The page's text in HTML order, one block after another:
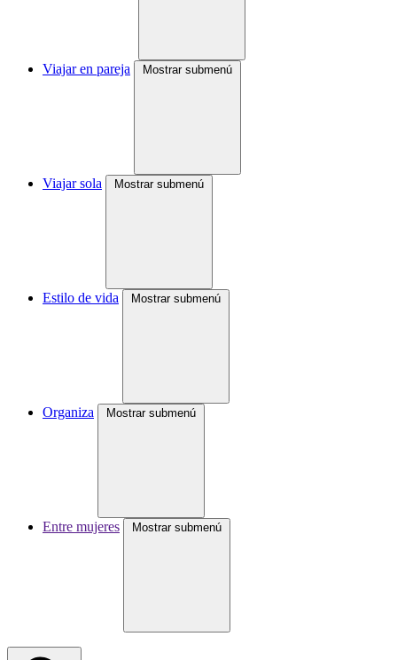
Viajar en pareja Mostrar submenú
Viajar sola Mostrar submenú
Estilo de vida Mostrar submenú
Organiza Mostrar submenú
Entre mujeres Mostrar submenú